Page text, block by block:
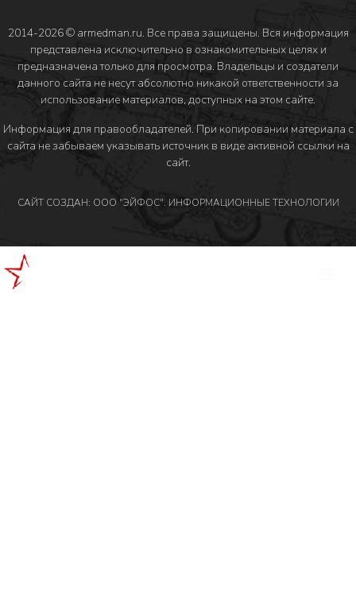
2014-2026 © armedman.ru. Все права защищены. Вся информация
представлена исключительно в ознакомительных целях и
предназначена только для просмотра. Владельцы и создатели
данного сайта не несут абсолютно никакой ответственности за
использование материалов, доступных на этом сайте.
Информация для правообладателей. При копировании материала с
сайта не забываем указывать источник в виде активной ссылки на
сайт.
САЙТ СОЗДАН: ООО "ЭЙФОС". ИНФОРМАЦИОННЫЕ ТЕХНОЛОГИИ